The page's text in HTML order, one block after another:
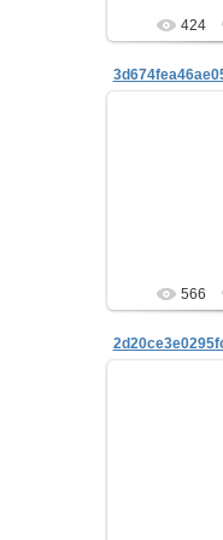
424
566